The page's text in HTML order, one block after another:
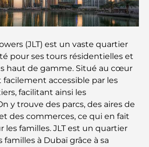
Dubaï depuis l'Australie : Guide
d'une nuit dans le désert de Dubaï :
haut de gamme
plus chères de Tesla : l'innovation
la performance
Wasl : les restaurants les plus
(JLT) est un vaste quartier
pour ses tours résidentielles et
haut de gamme. Situé au cœur
facilement accessible par les
facilitant ainsi les
y trouve des parcs, des aires de
des commerces, ce qui en fait
les familles. JLT est un quartier
à Dubaï grâce à sa